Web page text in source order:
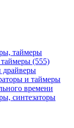
таймеры
(555)
драйверы
и таймеры
времени
синтезаторы